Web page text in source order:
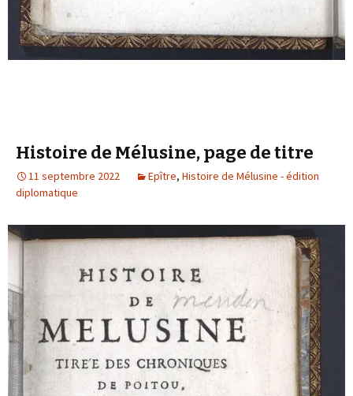
Histoire de Mélusine, page de titre
11 septembre 2022 Epître, Histoire de Mélusine - édition
diplomatique